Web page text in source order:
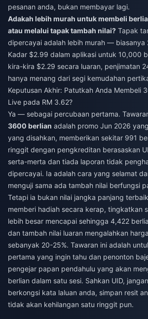
pesanan anda, bukan membayar lagi.
Adakah lebih murah untuk membeli
atau melalui tapak tambah nilai? Tapak
dipercayai adalah lebih murah — biasanya
Kadar $2.99 dalam aplikasi untuk 10,000
kira-kira $2.29 secara luaran, penjimatan
hanya menang dari segi kemudahan
Keputusan Akhir: Patutkah Anda Membeli
Live pada RM 3.62?
Ya — sebagai percubaan pertama.
3600 berlian adalah promo Jun 2026
yang disahkan, memberikan sekitar 991
ringgit dengan pengkreditan berasaskan
serta-merta dan tiada laporan tidak
dipercayai. Ia adalah cara yang selamat
menguji sama ada tambah nilai berfungsi
Tetapi ia bukan nilai jangka panjang
memberi hadiah secara kerap, tingkatkan
lebih besar mencapai sehingga 4,422
dan tambah nilai luaran mengalahkan
sebanyak 20-25%. Tawaran ini adalah
pertama yang ingin tahu dan penonton
pengejar papan pendahulu yang akan
berlian dalam satu sesi. Sahkan UID,
berkongsi kata laluan anda, simpan resit
tidak akan kehilangan satu ringgit pun.